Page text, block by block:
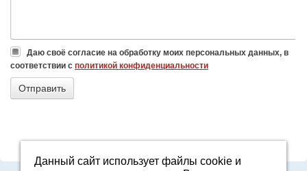
Даю своё согласие на обработку моих персональных данных, в
соответствии с политикой конфиденциальности
Данный сайт использует файлы cookie и